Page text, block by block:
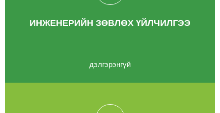
ИНЖЕНЕРИЙН ЗӨВЛӨХ ҮЙЛЧИЛГЭЭ
дэлгэрэнгүй